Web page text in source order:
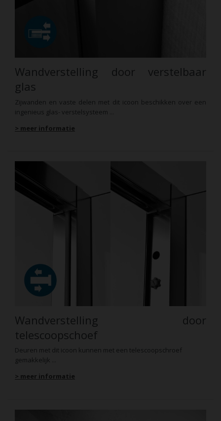
Wandverstelling door verstelbaar
glas
Zijwanden en vaste delen met dit icoon beschikken over een
ingenieus glas- verstelsysteem ...
> meer informatie
Wandverstelling door
telescoopschoef
Deuren met dit icoon kunnen met een telescoopschroef
gemakkelijk ...
> meer informatie